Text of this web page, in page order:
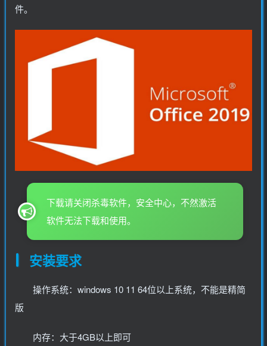
件。
下载请关闭杀毒软件，安全中心，不然激活
软件无法下载和使用。
安装要求
操作系统：windows 10 11 64位以上系统，不能是精简
版
内存：大于4GB以上即可